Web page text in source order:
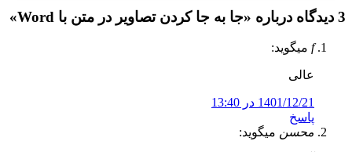
3 دیدگاه درباره « جا به جا کردن تصاویر در متن با Word »
f میگوید:
عالی
1401/12/21 در 13:40
پاسخ
محسن میگوید: